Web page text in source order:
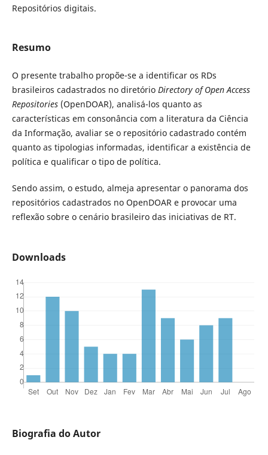
Repositórios digitais.
Resumo
O presente trabalho propõe-se a identificar os RDs
brasileiros cadastrados no diretório Directory of Open Access
Repositories(OpenDOAR), analisá-los quanto as
características em consonância com a literatura da Ciência
da Informação, avaliar se o repositório cadastrado contém
quanto as tipologias informadas, identificar a existência de
política e qualificar o tipo de política.
Sendo assim, o estudo, almeja apresentar o panorama dos
repositórios cadastrados no OpenDOAR e provocar uma
reflexão sobre o cenário brasileiro das iniciativas de RT.
Downloads
Biografia do Autor